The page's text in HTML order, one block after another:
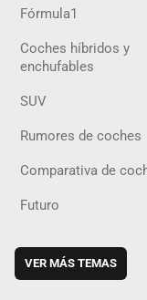
Fórmula1
Coches híbridos y
enchufables
SUV
Rumores de coches
Comparativa de
Futuro
VER MÁS TEMAS